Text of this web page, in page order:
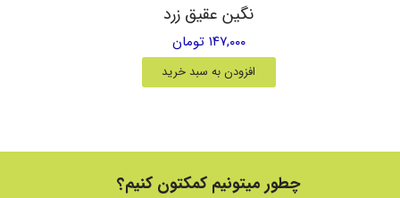
نگین عقیق زرد
۱۴۷,۰۰۰ تومان
افزودن به سبد خرید
چطور میتونیم کمکتون کنیم؟